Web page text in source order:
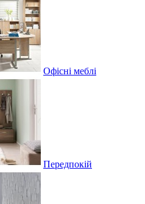
Офісні меблі
Передпокій